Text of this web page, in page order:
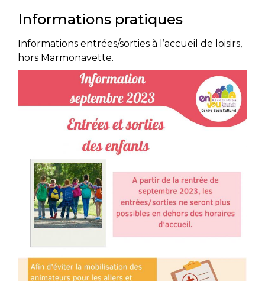
Informations pratiques
Informations entrées/sorties à l’accueil de loisirs,
hors Marmonavette.